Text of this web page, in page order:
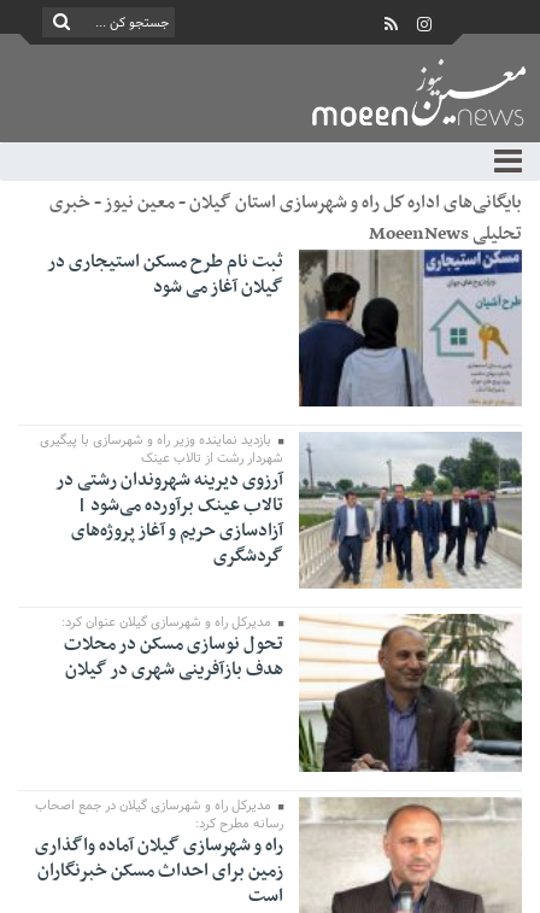
بایگانی‌های اداره كل راه و شهرسازی استان گيلان - معین نیوز - خبری
تحلیلی MoeenNews
ثبت نام طرح مسکن استیجاری در
گیلان آغاز می شود
بازدید نماینده وزیر راه و شهرسازی با پیگیری
شهردار رشت از تالاب عینک
آرزوی دیرینه شهروندان رشتی در
تالاب عینک برآورده می‌شود |
آزادسازی حریم و آغاز پروژه‌های
گردشگری
مدیرکل راه و شهرسازی گیلان عنوان کرد:
تحول نوسازی مسکن در محلات
هدف بازآفرینی شهری در گیلان
مدیرکل راه و شهرسازی گیلان در جمع اصحاب
رسانه مطرح کرد:
راه و شهرسازی گیلان آماده واگذاری
زمین برای احداث مسکن خبرنگاران
است